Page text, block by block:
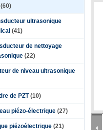
(60)
ultrasonique
(41)
de nettoyage
(22)
de niveau ultrasonique
de PZT (10)
piézo-électrique (27)
piézoélectrique (21)